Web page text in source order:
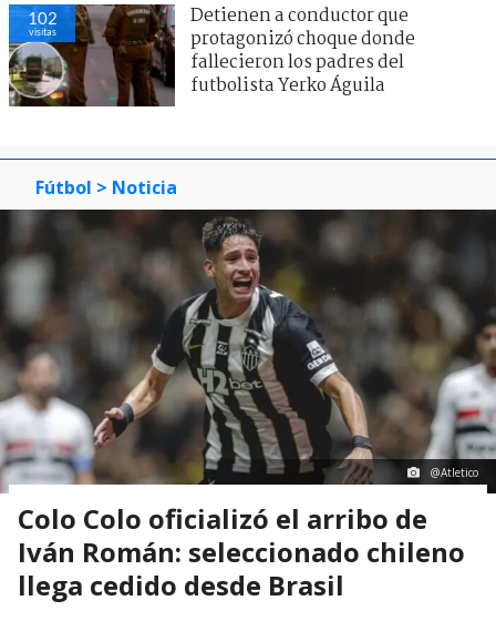
102
visitas
Detienen a conductor que
protagonizó choque donde
fallecieron los padres del
futbolista Yerko Águila
Fútbol > Noticia
@Atletico
Colo Colo oficializó el arribo de
Iván Román: seleccionado chileno
llega cedido desde Brasil